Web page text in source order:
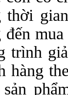
trình
hàng